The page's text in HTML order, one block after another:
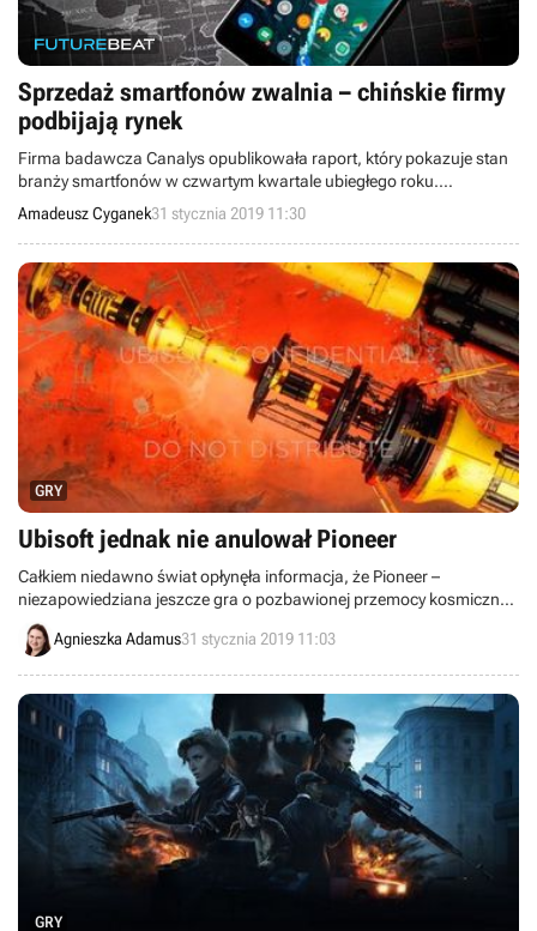
Sprzedaż smartfonów zwalnia – chińskie firmy
podbijają rynek
Firma badawcza Canalys opublikowała raport, który pokazuje stan
branży smartfonów w czwartym kwartale ubiegłego roku.
Informacje raczej nie zadowolą największych producentów, choć
zaskakuje olbrzymia dynamika wzrostu koncernów prosto z Chin.
Amadeusz Cyganek31 stycznia 2019 11:30
GRY
Ubisoft jednak nie anulował Pioneer
Całkiem niedawno świat opłynęła informacja, że Pioneer –
niezapowiedziana jeszcze gra o pozbawionej przemocy kosmicznej
eksploracji – został anulowany. Dziś okazuje się, że Ubisoft nie
zaprzestał nad nim prac, tylko wywrócił do góry nogami jego
Agnieszka Adamus31 stycznia 2019 11:03
GRY